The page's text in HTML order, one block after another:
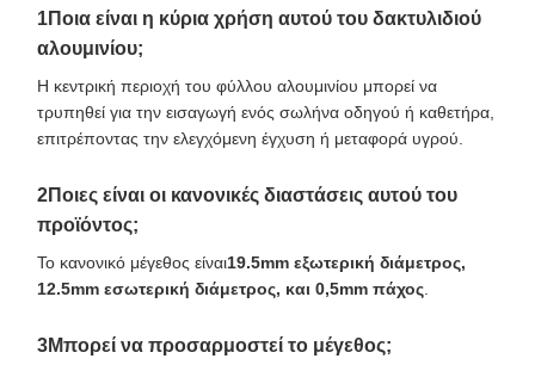
1Ποια είναι η κύρια χρήση αυτού του δακτυλιδιού
αλουμινίου;
Η κεντρική περιοχή του φύλλου αλουμινίου μπορεί να
τρυπηθεί για την εισαγωγή ενός σωλήνα οδηγού ή καθετήρα,
επιτρέποντας την ελεγχόμενη έγχυση ή μεταφορά υγρού.
2Ποιες είναι οι κανονικές διαστάσεις αυτού του
προϊόντος;
Το κανονικό μέγεθος είναι19.5mm εξωτερική διάμετρος,
12.5mm εσωτερική διάμετρος, και 0,5mm πάχος
3Μπορεί να προσαρμοστεί το μέγεθος;